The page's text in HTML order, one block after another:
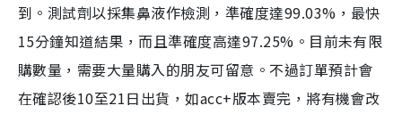
到。測試劑以採集鼻液作檢測，準確度達99.03%，最快
15分鐘知道結果，而且準確度高達97.25%。目前未有限
購數量，需要大量購入的朋友可留意。不過訂單預計會
在確認後10至21日出貨，如acc+版本賣完，將有機會改